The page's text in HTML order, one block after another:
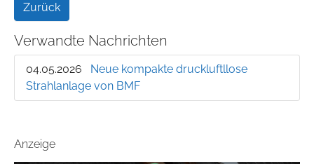
Zurück
Verwandte Nachrichten
04.05.2026
Neue kompakte druckluftllose
Strahlanlage von BMF
Anzeige